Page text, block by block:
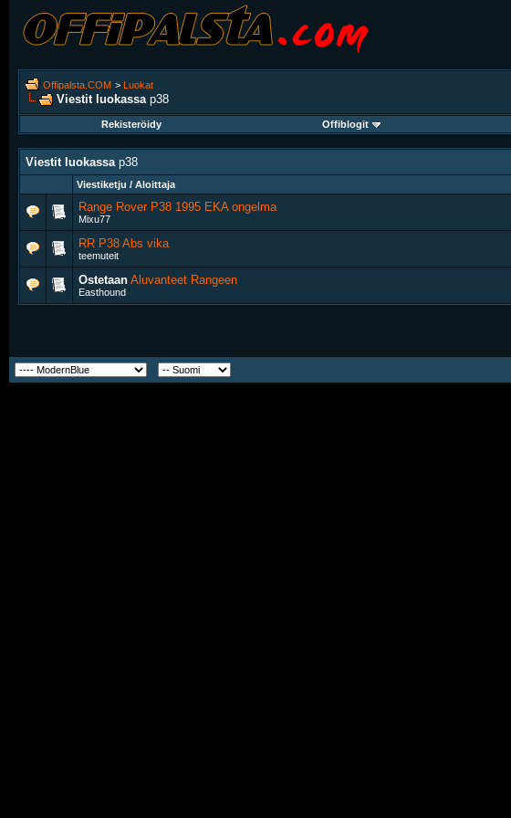
Offipalsta.COM > Luokat
Viestit luokassa p38
Rekisteröidy
Offiblogit
Viestit luokassa p38
Viestiketju / Aloittaja
Range Rover P38 1995 EKA ongelma
Mixu77
RR P38 Abs vika
teemuteit
Ostetaan Aluvanteet Rangeen
Easthound